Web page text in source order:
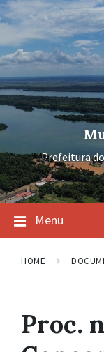
Ir
para
conteúdo
Pular
para
navegação
principal
Pular
para
rodapé
Prefeitura
Menu
HOME
Proc.